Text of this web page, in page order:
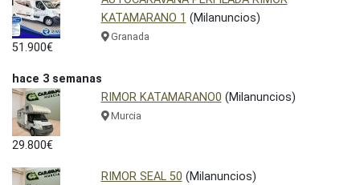
51.900€
KATAMARANO 1 (Milanuncios)
Granada
hace 3 semanas
29.800€
RIMOR KATAMARANO0 (Milanuncios)
Murcia
RIMOR SEAL 50 (Milanuncios)